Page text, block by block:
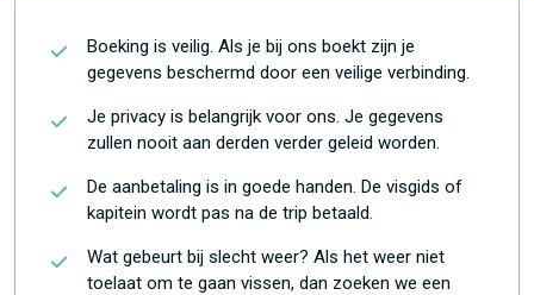
Boeking is veilig. Als je bij ons boekt zijn je
gegevens beschermd door een veilige verbinding.
Je privacy is belangrijk voor ons. Je gegevens
zullen nooit aan derden verder geleid worden.
De aanbetaling is in goede handen. De visgids of
kapitein wordt pas na de trip betaald.
Wat gebeurt bij slecht weer? Als het weer niet
toelaat om te gaan vissen, dan zoeken we een